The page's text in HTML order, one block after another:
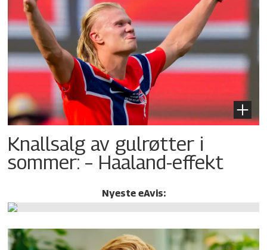
Knallsalg av gulrøtter i
sommer: – Haaland-effekt
Nyeste eAvis: